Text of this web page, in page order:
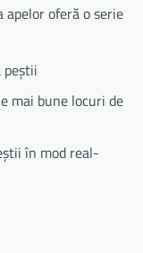
apelor oferă o serie
peștii
mai bune locuri de
în mod real-